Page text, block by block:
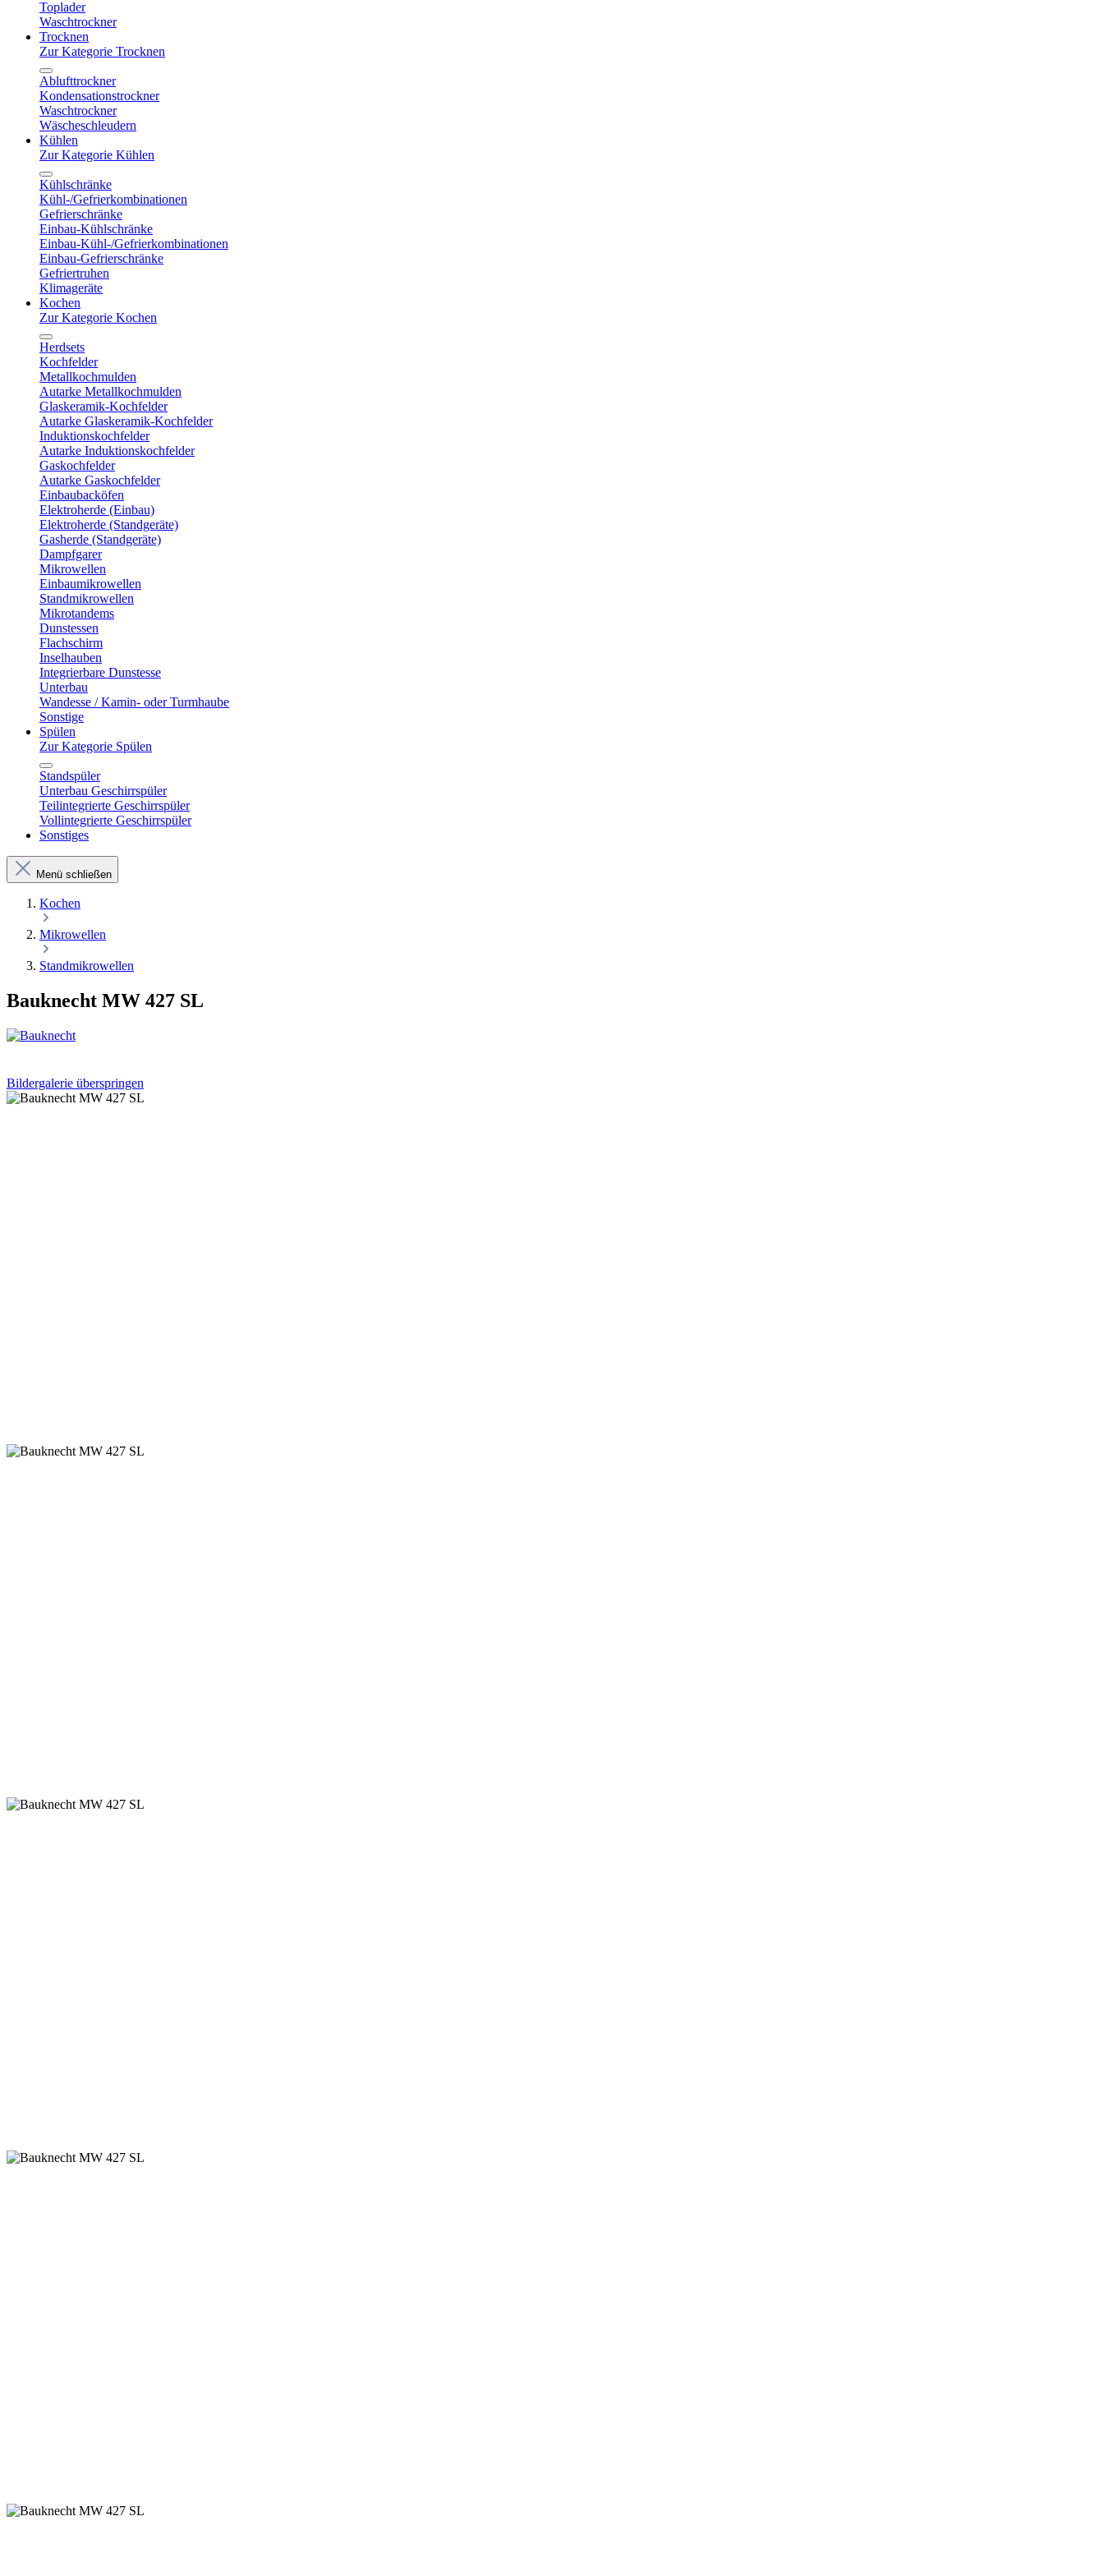
Toplader
Waschtrockner
Trocknen
Zur Kategorie Trocknen
Ablufttrockner
Kondensationstrockner
Waschtrockner
Wäscheschleudern
Kühlen
Zur Kategorie Kühlen
Kühlschränke
Kühl-/Gefrierkombinationen
Gefrierschränke
Einbau-Kühlschränke
Einbau-Kühl-/Gefrierkombinationen
Einbau-Gefrierschränke
Gefriertruhen
Klimageräte
Kochen
Zur Kategorie Kochen
Herdsets
Kochfelder
Metallkochmulden
Autarke Metallkochmulden
Glaskeramik-Kochfelder
Autarke Glaskeramik-Kochfelder
Induktionskochfelder
Autarke Induktionskochfelder
Gaskochfelder
Autarke Gaskochfelder
Einbaubacköfen
Elektroherde (Einbau)
Elektroherde (Standgeräte)
Gasherde (Standgeräte)
Dampfgarer
Mikrowellen
Einbaumikrowellen
Standmikrowellen
Mikrotandems
Dunstessen
Flachschirm
Inselhauben
Integrierbare Dunstesse
Unterbau
Wandesse / Kamin- oder Turmhaube
Sonstige
Spülen
Zur Kategorie Spülen
Standspüler
Unterbau Geschirrspüler
Teilintegrierte Geschirrspüler
Vollintegrierte Geschirrspüler
Sonstiges
Menü schließen
Kochen
Mikrowellen
Standmikrowellen
Bauknecht MW 427 SL
Bildergalerie überspringen